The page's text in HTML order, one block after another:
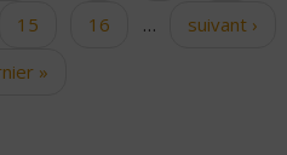
15 16 …
suivant ›
»